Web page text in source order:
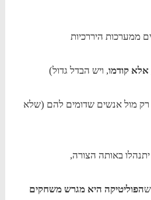
ממערכות היררכיות
קודמו, ויש הבדל גדול)
רק מול אנשים שדומים להם (שלא
באותה הצורה,
שהפוליטיקה היא מגרש משחקים